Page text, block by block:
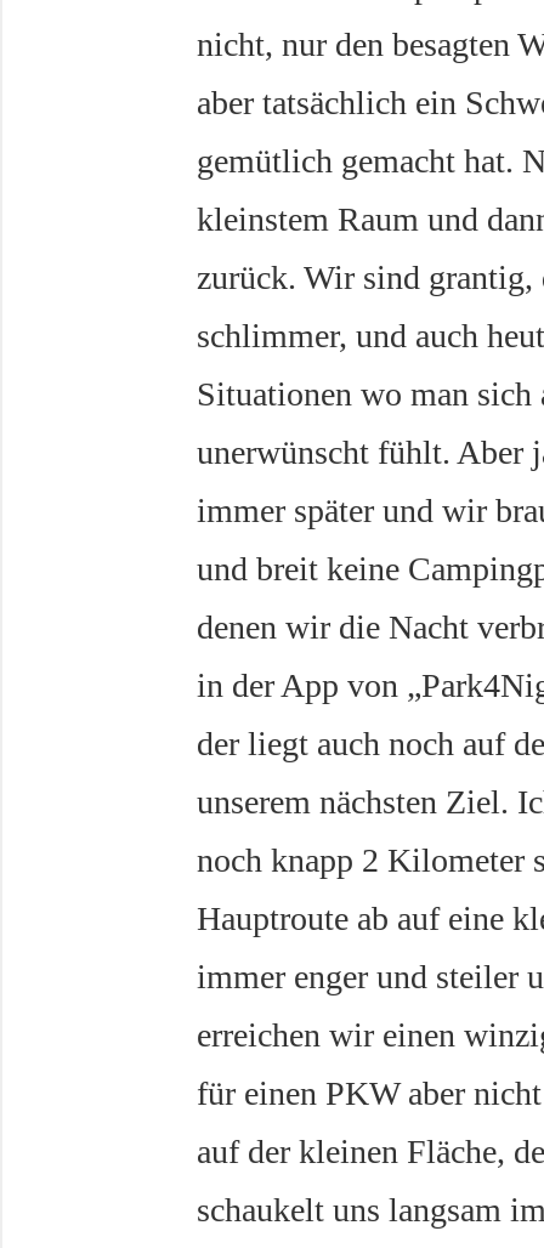
nicht, nur den besagten
aber tatsächlich ein
gemütlich gemacht hat.
kleinstem Raum und
zurück. Wir sind
schlimmer, und auch
Situationen wo man
unerwünscht fühlt. Aber
immer später und wir
und breit keine
denen wir die Nacht
in der App von
der liegt auch noch auf
unserem nächsten Ziel.
noch knapp 2 Kilometer
Hauptroute ab auf eine
immer enger und
erreichen wir einen
für einen PKW aber
auf der kleinen Fläche,
schaukelt uns langsam